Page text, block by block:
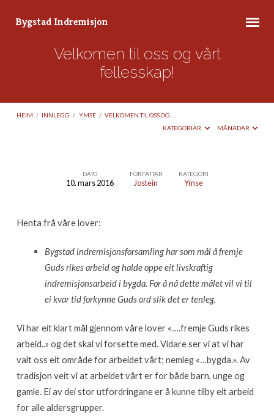
Bygstad Indremisjon
Velkomen til oss og vårt
fellesskap!
HEIM / INNLEGG / YMSE / VELKOMEN TIL OSS OG…
KATEGORIAR
MÅNADAR
oss
vårt
fellesskap!
DATO
10. mars 2016
FORFATTAR
Jostein
KATEGORI
Ymse
Henta frå våre lover:
Bygstad indremisjonsforsamling har som mål å fremje
Guds rikes arbeid og halde oppe eit livskraftig
indremisjonsarbeid i bygda. For å nå dette målet vil vi til
ei kvar tid forkynne Guds ord slik det er tenleg.
Vi har eit klart mål gjennom våre lover «….fremje Guds rikes
arbeid..» og det skal vi forsette med. Vidare ser vi at vi har
valt oss eit område for arbeidet vårt; nemleg «…bygda.». Av
tradisjon veit vi at arbeidet vårt er for både barn, unge og
gamle. Ei av dei stor utfordringane er å kunne tilby eit arbeid
for alle aldersgrupper.